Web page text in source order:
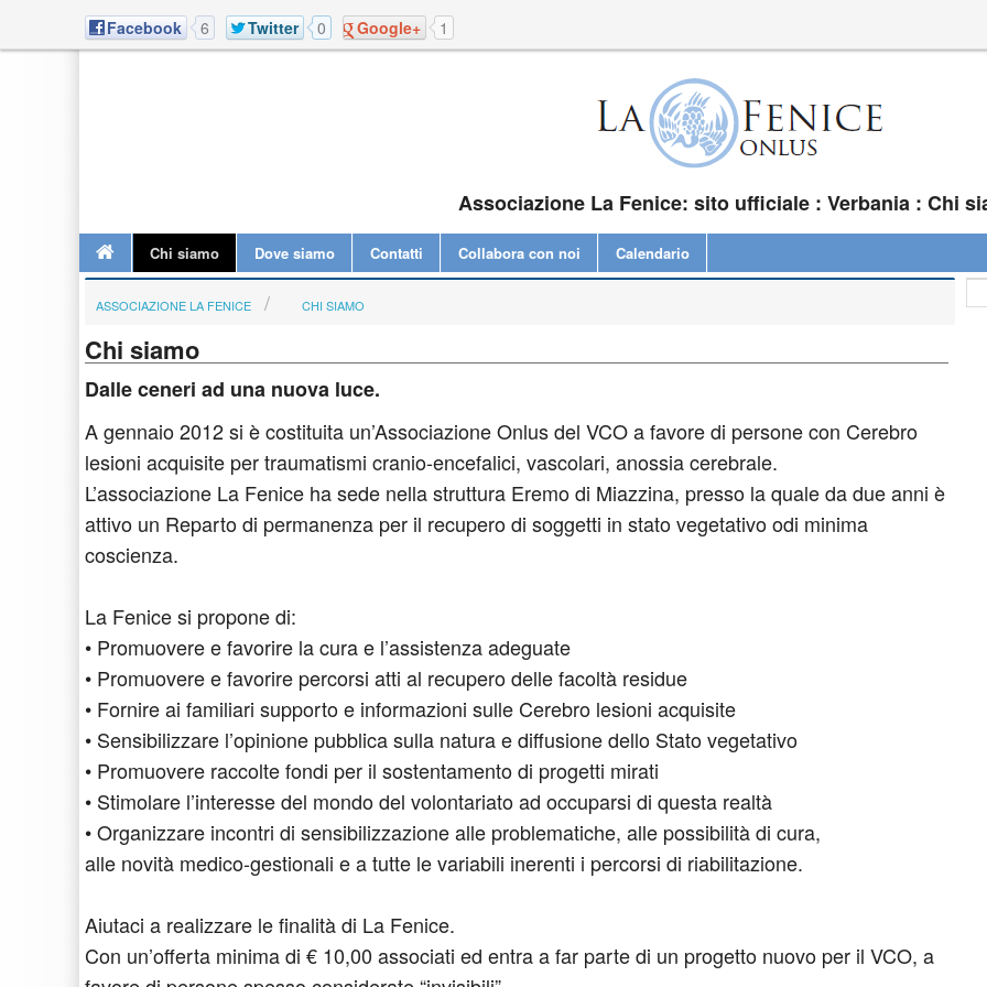
Facebook 6 Twitter 0 Google+ 1
Associazione La Fenice: sito ufficiale : Verbania : Chi
Chi siamo Dove siamo Contatti Collabora con noi Calendario
ASSOCIAZIONE LA FENICE CHI SIAMO
Chi siamo
Dalle ceneri ad una nuova luce.
A gennaio 2012 si è costituita un’Associazione Onlus del VCO a favore di persone con Cerebro
lesioni acquisite per traumatismi cranio-encefalici, vascolari, anossia cerebrale.
L’associazione La Fenice ha sede nella struttura Eremo di Miazzina, presso la quale da due anni è
attivo un Reparto di permanenza per il recupero di soggetti in stato vegetativo odi minima
coscienza.
La Fenice si propone di:
• Promuovere e favorire la cura e l’assistenza adeguate
• Promuovere e favorire percorsi atti al recupero delle facoltà residue
• Fornire ai familiari supporto e informazioni sulle Cerebro lesioni acquisite
• Sensibilizzare l’opinione pubblica sulla natura e diffusione dello Stato vegetativo
• Promuovere raccolte fondi per il sostentamento di progetti mirati
• Stimolare l’interesse del mondo del volontariato ad occuparsi di questa realtà
• Organizzare incontri di sensibilizzazione alle problematiche, alle possibilità di cura,
alle novità medico-gestionali e a tutte le variabili inerenti i percorsi di riabilitazione.
Aiutaci a realizzare le finalità di La Fenice.
Con un’offerta minima di € 10,00 associati ed entra a far parte di un progetto nuovo per il VCO, a